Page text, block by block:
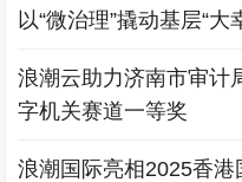
以“微治理”撬动基层“大
浪潮云助力济南市审计
字机关赛道一等奖
浪潮国际亮相2025香港